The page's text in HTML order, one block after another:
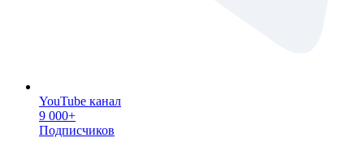
YouTube канал
9 000+
Подписчиков